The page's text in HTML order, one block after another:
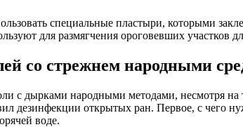
специальные пластыри, которыми
для размягчения ороговевших участков
со стрежнем народными
с дырками народными методами, несмотря
дезинфекции открытых ран. Первое, с чего
воде.